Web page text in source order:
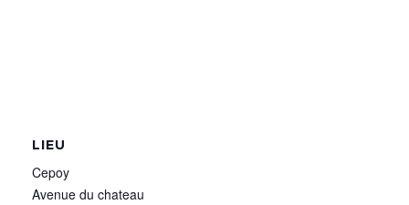
LIEU
Cepoy
Avenue du chateau